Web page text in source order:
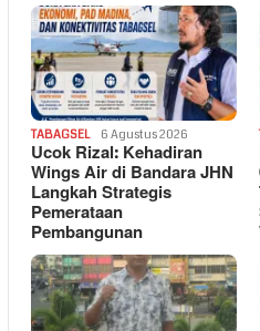
TABAGSEL 6 Agustus 2026
Ucok Rizal: Kehadiran
Wings Air di Bandara JHN
Langkah Strategis
Pemerataan
Pembangunan